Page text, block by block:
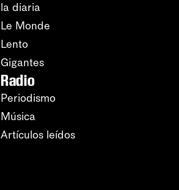
la diaria
Le Monde
Lento
Gigantes
Radio
Periodismo
Música
Artículos leídos